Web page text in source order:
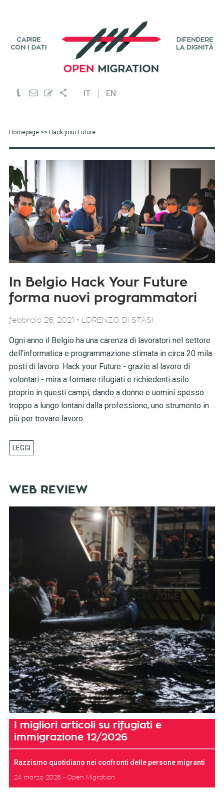
IT EN
Homepage>> Hack your Future
In Belgio Hack Your Future
forma nuovi programmatori
febbraio 26, 2021 - LORENZO DI STASI
Ogni anno il Belgio ha una carenza di lavoratori nel settore
dell'informatica e programmazione stimata in circa 20 mila
posti di lavoro. Hack your Future - grazie al lavoro di
volontari - mira a formare rifugiati e richiedenti asilo
proprio in questi campi, dando a donne e uomini spesso
troppo a lungo lontani dalla professione, uno strumento in
più per trovare lavoro.
WEB REVIEW
I migliori articoli su rifugiati e
immigrazione 12/2026
Razzismo quotidiano nei confronti delle persone migranti
24 marzo 2026 Open Migration